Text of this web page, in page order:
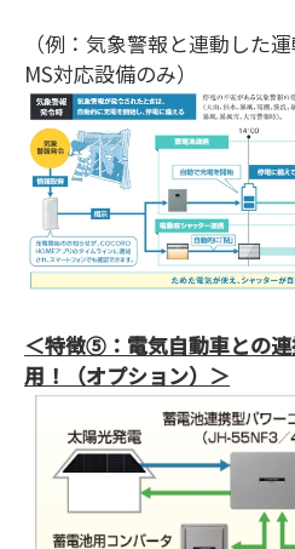
（例：気象警報と連動し
MS対応設備のみ）
＜特徴⑤：電気自動車との
用！（オプション）＞